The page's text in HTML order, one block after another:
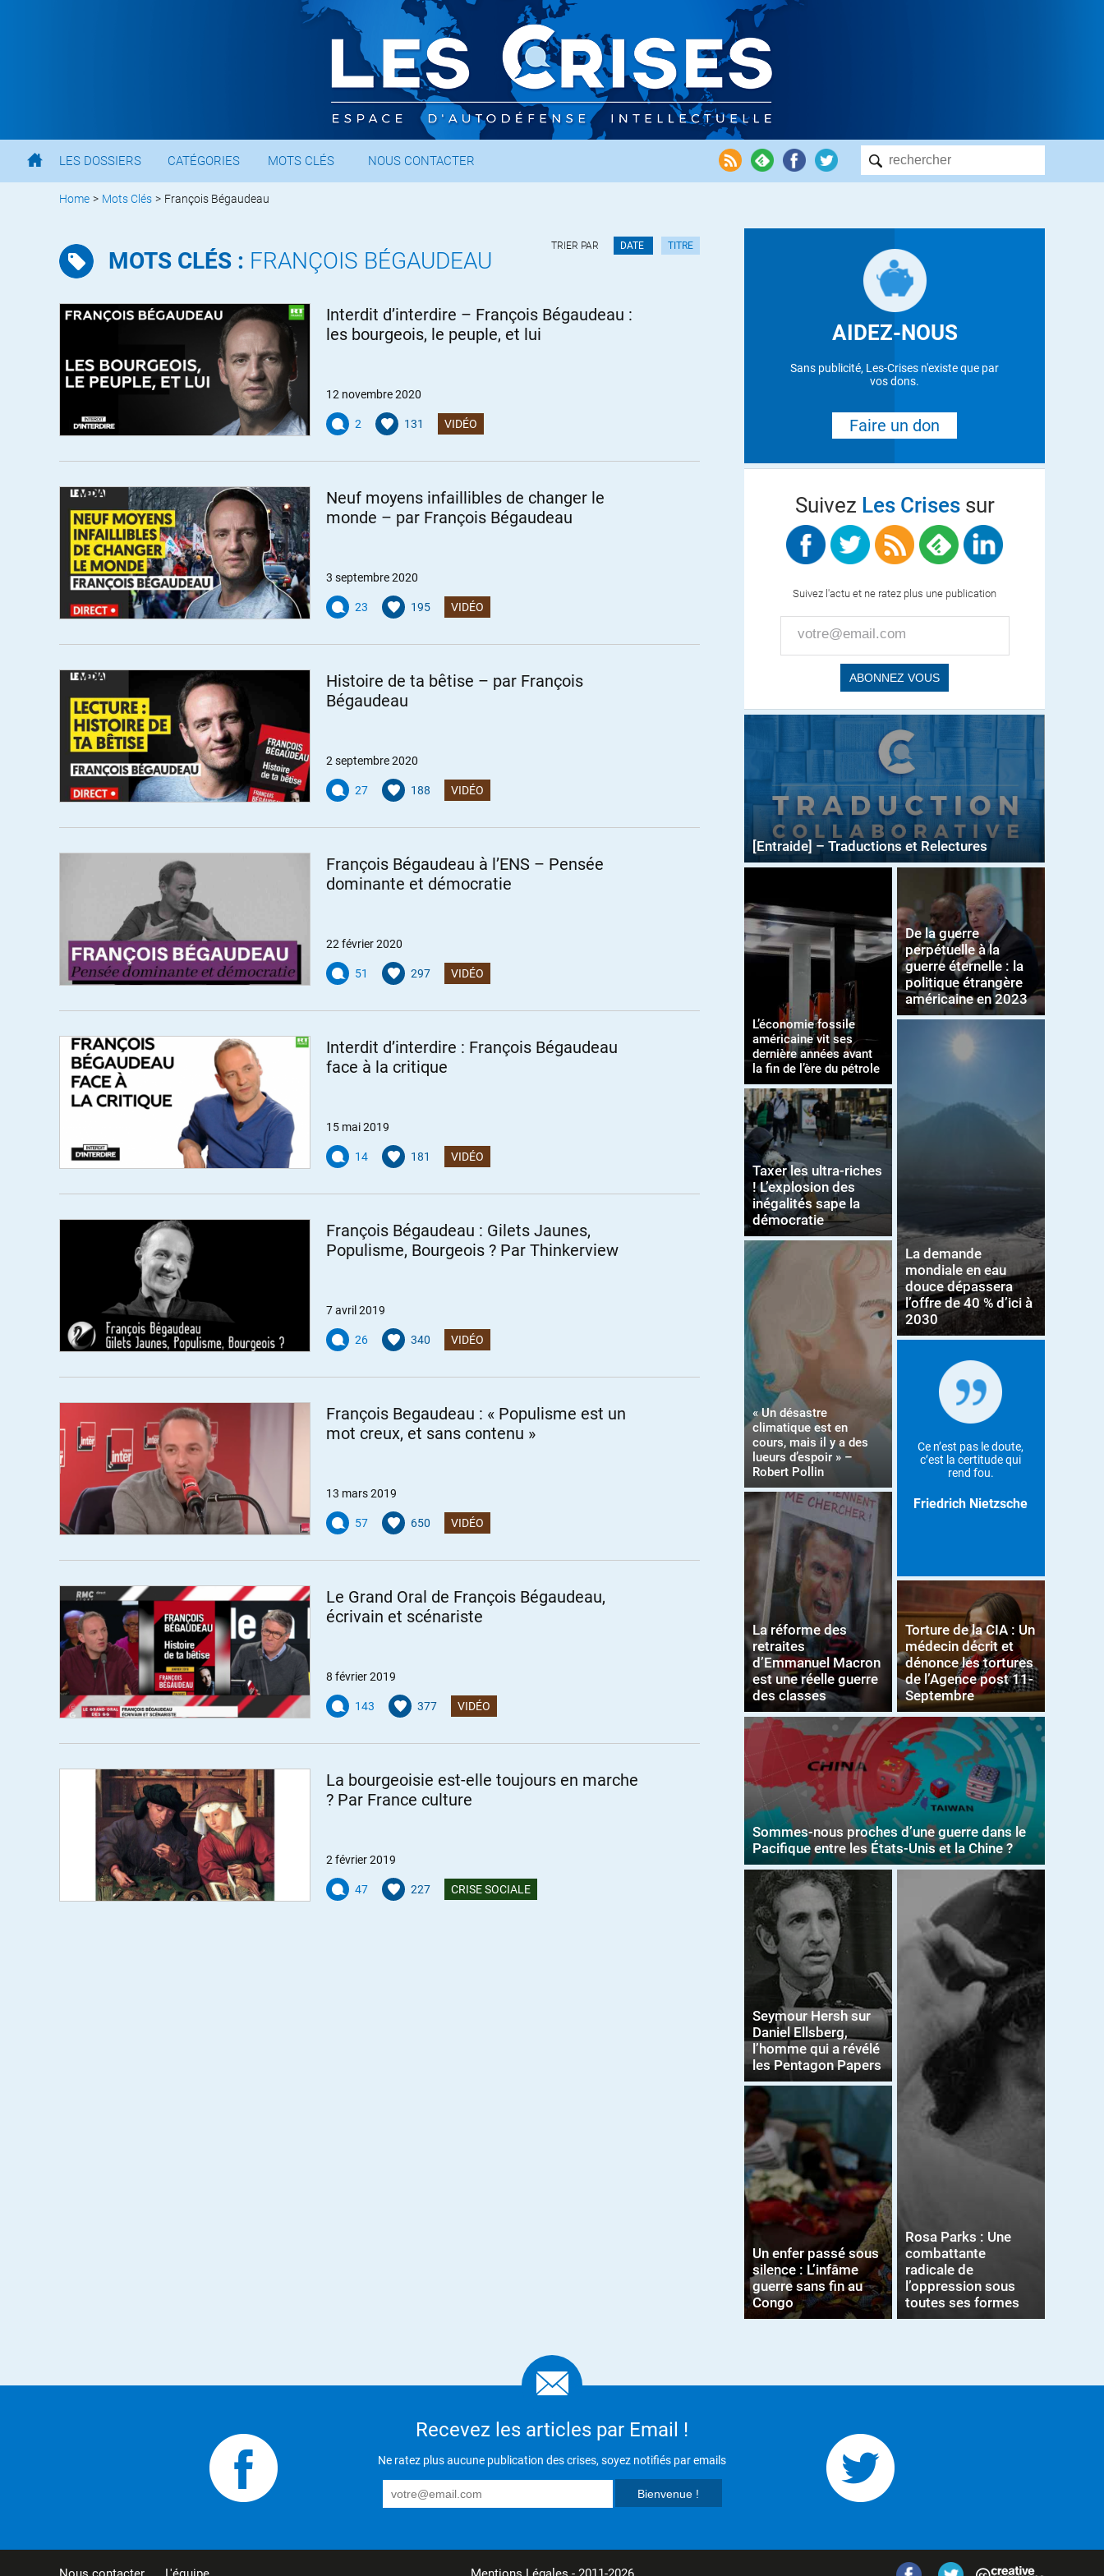
LES DOSSIERS CATÉGORIES MOTS CLÉS NOUS CONTACTER
Home > Mots Clés > François Bégaudeau
MOTS CLÉS : FRANÇOIS BÉGAUDEAU
TRIER PAR DATE TITRE
Interdit d’interdire – François Bégaudeau :
les bourgeois, le peuple, et lui
12 novembre 2020
2 131 VIDÉO
Neuf moyens infaillibles de changer le
monde – par François Bégaudeau
3 septembre 2020
23 195 VIDÉO
Histoire de ta bêtise – par François
Bégaudeau
2 septembre 2020
27 188 VIDÉO
François Bégaudeau à l’ENS – Pensée
dominante et démocratie
22 février 2020
51 297 VIDÉO
Interdit d’interdire : François Bégaudeau
face à la critique
15 mai 2019
14 181 VIDÉO
François Bégaudeau : Gilets Jaunes,
Populisme, Bourgeois ? Par Thinkerview
7 avril 2019
26 340 VIDÉO
François Begaudeau : « Populisme est un
mot creux, et sans contenu »
13 mars 2019
57 650 VIDÉO
Le Grand Oral de François Bégaudeau,
écrivain et scénariste
8 février 2019
143 377 VIDÉO
La bourgeoisie est-elle toujours en marche
? Par France culture
2 février 2019
47 227 CRISE SOCIALE
AIDEZ-NOUS
Sans publicité, Les-Crises n'existe que par
vos dons.
Faire un don
Suivez Les Crisessur
Suivez l'actu et ne ratez plus une publication
[Entraide] – Traductions et Relectures
L’économie fossile
américaine vit ses
dernière années avant
la fin de l’ère du pétrole
Taxer les ultra-riches
! L’explosion des
inégalités sape la
démocratie
« Un désastre
climatique est en
cours, mais il y a des
lueurs d’espoir » –
Robert Pollin
La réforme des
retraites
d’Emmanuel Macron
est une réelle guerre
des classes
De la guerre
perpétuelle à la
guerre éternelle : la
politique étrangère
américaine en 2023
La demande
mondiale en eau
douce dépassera
l’offre de 40 % d’ici à
2030
Ce n’est pas le doute,
c’est la certitude qui
rend fou.
Friedrich Nietzsche
Torture de la CIA : Un
médecin décrit et
dénonce les tortures
de l’Agence post 11-
Septembre
Sommes-nous proches d’une guerre dans le
Pacifique entre les États-Unis et la Chine ?
Seymour Hersh sur
Daniel Ellsberg,
l’homme qui a révélé
les Pentagon Papers
Un enfer passé sous
silence : L’infâme
guerre sans fin au
Congo
Rosa Parks : Une
combattante
radicale de
l’oppression sous
toutes ses formes
Recevez les articles par Email !
Ne ratez plus aucune publication des crises, soyez notifiés par emails